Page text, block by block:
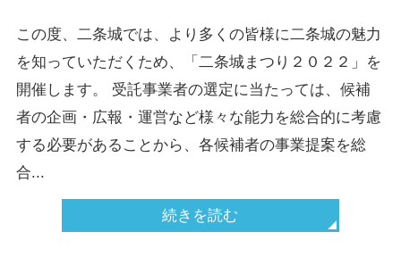
この度、二条城では、より多くの皆様に二条城の魅力
を知っていただくため、「二条城まつり２０２２」を
開催します。 受託事業者の選定に当たっては、候補
者の企画・広報・運営など様々な能力を総合的に考慮
する必要があることから、各候補者の事業提案を総
合...
続きを読む